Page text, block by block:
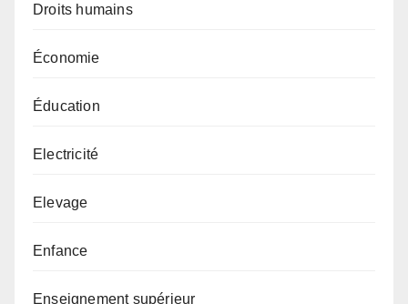
Droits humains
Économie
Éducation
Electricité
Elevage
Enfance
Enseignement supérieur